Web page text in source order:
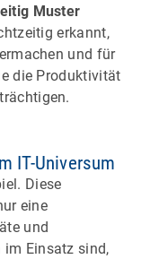
Muster
erkannt,
und für
die Produktivität
IT-Universum
Diese
eine
und
im Einsatz sind,